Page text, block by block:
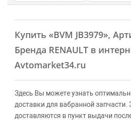
Купить «BVM JB3979»,
Бренда RENAULT в
Avtomarket34.ru
Здесь Вы можете узнать
доставки для вабранной
доставляются в пункт выдачи